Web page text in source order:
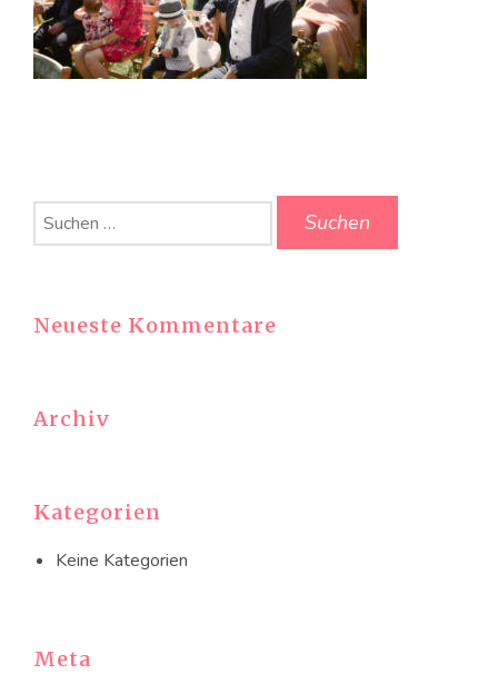
Suchen
nach:
Neueste Kommentare
Archiv
Kategorien
Keine Kategorien
Meta